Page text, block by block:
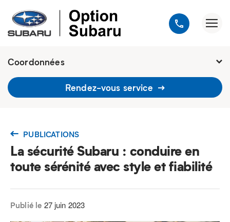
Coordonnées
1900, avenue Jules-Verne, Québec
Rendez-vous service
PUBLICATIONS
La sécurité Subaru : conduire en
toute sérénité avec style et fiabilité
Publié le 27 juin 2023